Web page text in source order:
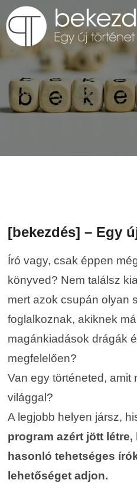
Skip
to
content
BEKEZDÉS
[bekezdés] – Egy
Író vagy, csak éppen
könyved? Nem találsz
mert azok csupán olyan
foglalkoznak, akiknek
magánkiadások drágák
megfelelően?
Van egy történeted, amit
világgal?
A legjobb helyen jársz,
program azért jött létre,
hasonló tehetséges
lehetőséget adjon.